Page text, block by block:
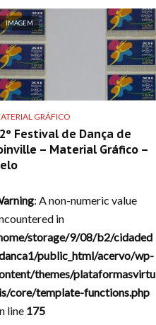
IMAGEM
GRÁFICO
Festival de Dança de
– Material Gráfico –
: A non-numeric value
in
storage/9/08/b2/cidaded
public_html/acervo/wp-
themes/plataformasvirtu
core/template-functions.php
line 175